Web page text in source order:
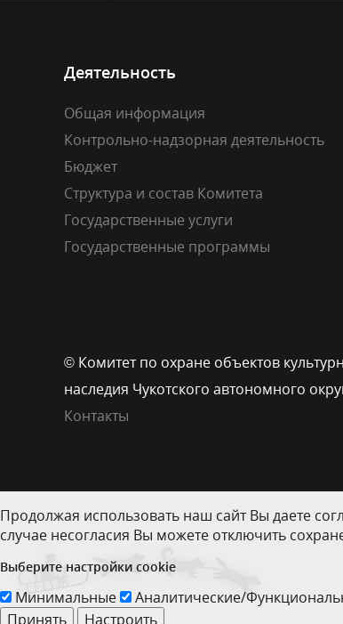
Деятельность
Общая информация
Контрольно-надзорная деятельность
Бюджет
Структура и состав Комитета
Государственные услуги
Государственные программы
© Комитет по охране объектов
наследия Чукотского автономного
Контакты
Продолжая использовать наш сайт Вы даете
случае несогласия Вы можете отключить
Выберите настройки cookie
Минимальные
Аналитические/
Принять
Настроить